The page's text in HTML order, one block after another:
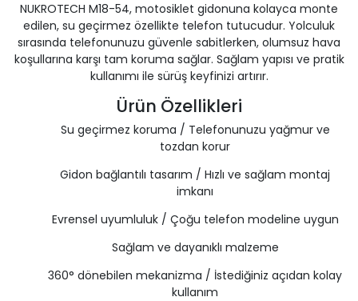
NUKROTECH M18-54, motosiklet gidonuna kolayca monte
edilen, su geçirmez özellikte telefon tutucudur. Yolculuk
sırasında telefonunuzu güvenle sabitlerken, olumsuz hava
koşullarına karşı tam koruma sağlar. Sağlam yapısı ve pratik
kullanımı ile sürüş keyfinizi artırır.
Ürün Özellikleri
Su geçirmez koruma / Telefonunuzu yağmur ve
tozdan korur
Gidon bağlantılı tasarım / Hızlı ve sağlam montaj
imkanı
Evrensel uyumluluk / Çoğu telefon modeline uygun
Sağlam ve dayanıklı malzeme
360° dönebilen mekanizma / İstediğiniz açıdan kolay
kullanım